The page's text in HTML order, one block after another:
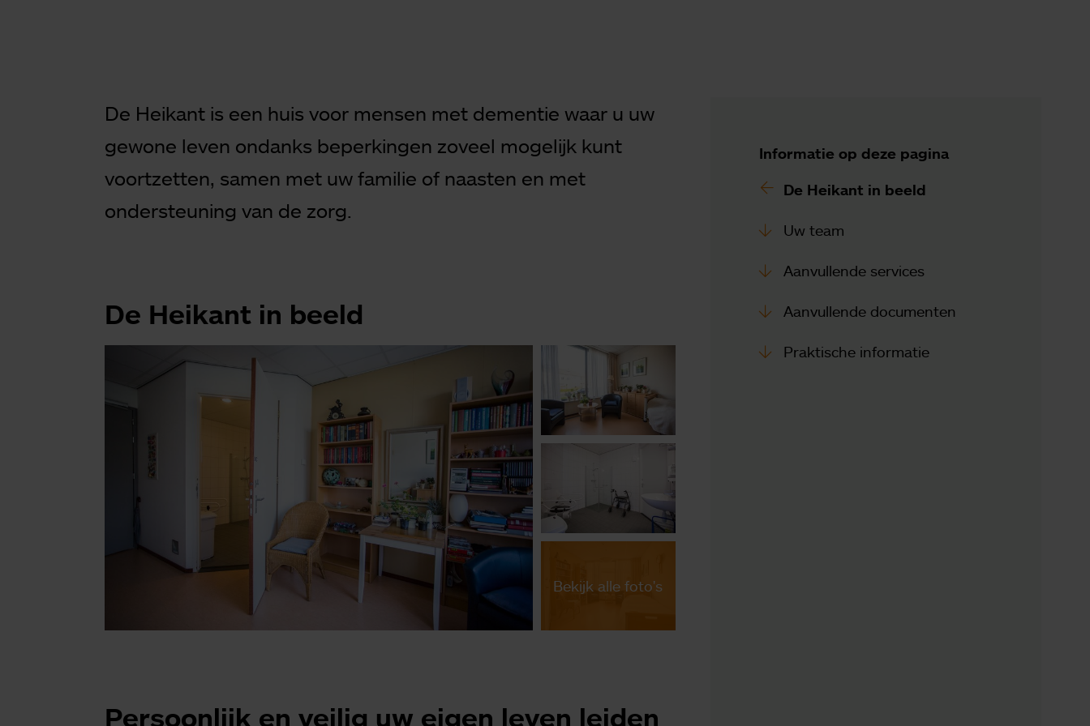
De Heikant is een huis voor mensen met dementie waar u uw
gewone leven ondanks beperkingen zoveel mogelijk kunt
voortzetten, samen met uw familie of naasten en met
ondersteuning van de zorg.
De Heikant in beeld
Bekijk alle foto's
Persoonlijk en veilig uw eigen leven leiden
Informatie op deze pagina
De Heikant in beeld
Uw team
Aanvullende services
Aanvullende documenten
Praktische informatie